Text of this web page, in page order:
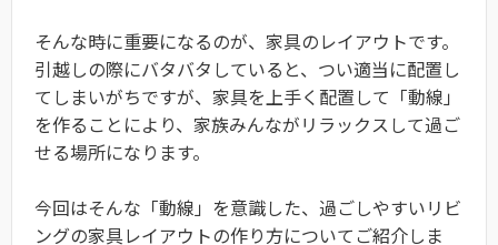
そんな時に重要になるのが、家具のレイアウトです。
引越しの際にバタバタしていると、つい適当に配置し
てしまいがちですが、家具を上手く配置して「動線」
を作ることにより、家族みんながリラックスして過ご
せる場所になります。
今回はそんな「動線」を意識した、過ごしやすいリビ
ングの家具レイアウトの作り方についてご紹介しま